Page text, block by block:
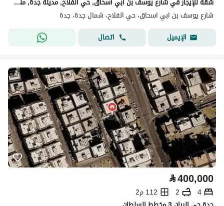
شارع يوسف بن ابي اسحاق، حي الفلاح، شمال جدة، جدة
الإيميل
اتصال
⃁400,000
4
2
112 م2